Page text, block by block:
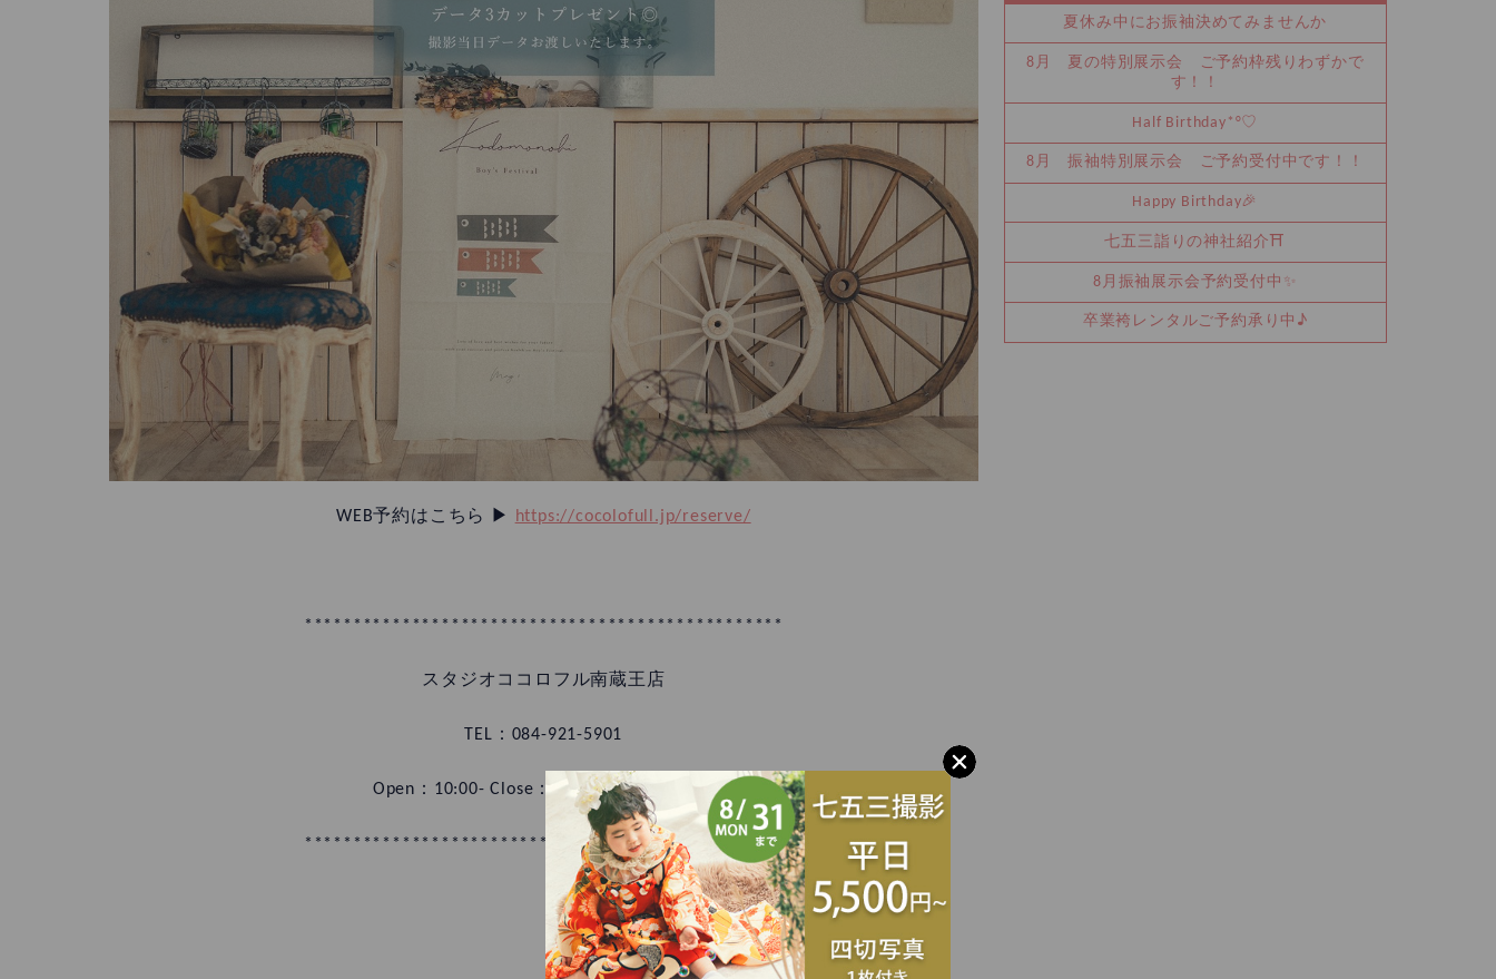
WEB予約はこちら ▶︎ https://cocolofull.jp/reserve/
*************************************************
スタジオココロフル南蔵王店
TEL：084-921-5901
Open：10:00- Close：18:00 水曜定休日
*************************************************
夏休み中にお振袖決めてみませんか
8月 夏の特別展示会 ご予約枠残りわずかで
す！！
Half Birthday‪‪*°♡
8月 振袖特別展示会 ご予約受付中です！！
Happy Birthday🎉
七五三詣りの神社紹介⛩️
8月振袖展示会予約受付中✨
卒業袴レンタルご予約承り中♪